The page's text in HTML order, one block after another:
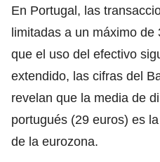
En Portugal, las
limitadas a un máximo
que el uso del efectivo
extendido, las cifras del
revelan que la media de
portugués (29 euros) es
de la eurozona.